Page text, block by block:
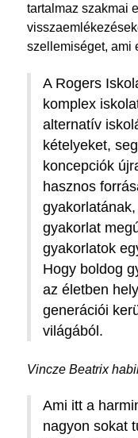
tartalmaz szakmai
szellemiséget, ami
A Rogers
komplex
alternatív
kételyeket,
koncepciók
hasznos
gyakorlat
gyakorlatok
Hogy boldog
az életben
generációi
világából.
Vincze Beatrix
Ami itt a
nagyon sokat